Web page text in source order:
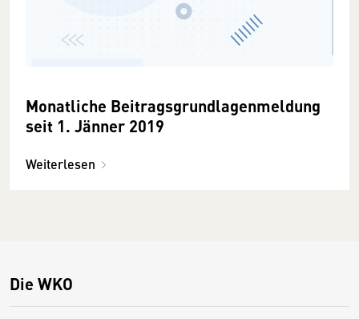
Monatliche Beitragsgrundlagenmeldung
seit 1. Jänner 2019
Weiterlesen
Die WKO